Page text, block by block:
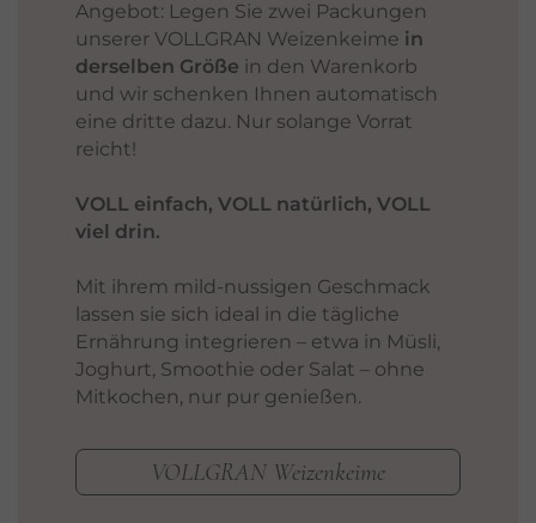
Angebot: Legen Sie zwei Packungen
unserer VOLLGRAN Weizenkeime in
derselben Größe in den Warenkorb
und wir schenken Ihnen automatisch
eine dritte dazu. Nur solange Vorrat
reicht!
VOLL einfach, VOLL natürlich, VOLL
viel drin.
Mit ihrem mild-nussigen Geschmack
lassen sie sich ideal in die tägliche
Ernährung integrieren – etwa in Müsli,
Joghurt, Smoothie oder Salat – ohne
Mitkochen, nur pur genießen.
VOLLGRAN Weizenkeime